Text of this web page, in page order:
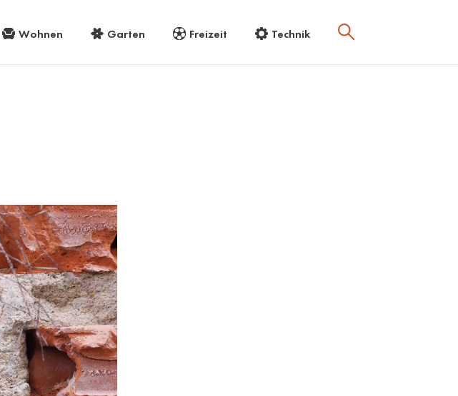
Wohnen Garten Freizeit Technik